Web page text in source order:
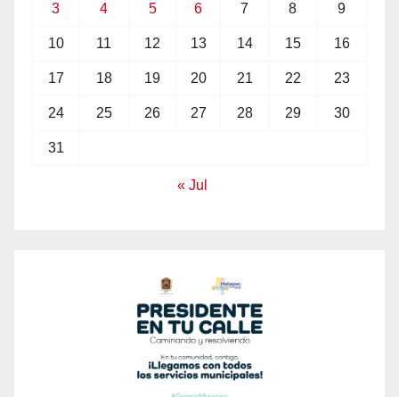
3 4 5 6 7 8 9
10 11 12 13 14 15 16
17 18 19 20 21 22 23
24 25 26 27 28 29 30
31
« Jul